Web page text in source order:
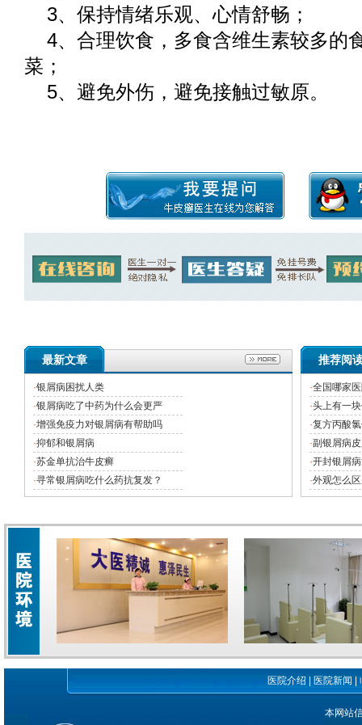
3、保持情绪乐观、心情舒畅；
4、合理饮食，多食含维生素较多的
菜；
5、避免外伤，避免接触过敏原。
最新文章
·银屑病困扰人类
·银屑病吃了中药为什么会更严
·增强免疫力对银屑病有帮助吗
·抑郁和银屑病
·苏金单抗治牛皮癣
·寻常银屑病吃什么药抗复发？
推荐阅
·全国哪家
·头上有一
·复方丙酸
·副银屑病
·开封银屑
·外观怎么
医院介绍 医院新闻
本网站